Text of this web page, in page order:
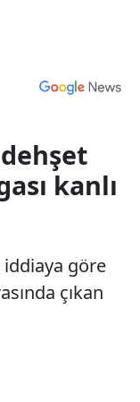
kanlı
iddiaya göre
çıkan